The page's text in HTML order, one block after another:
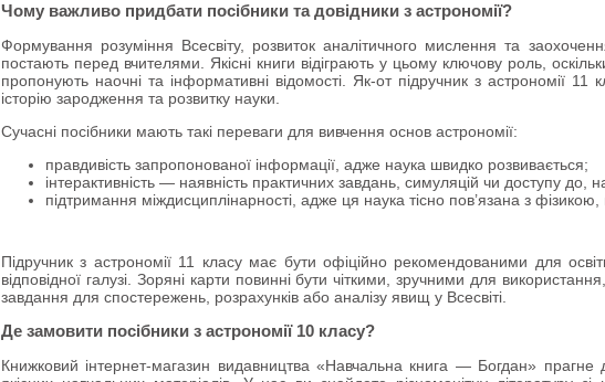
Чому важливо придбати посібники та довідники з астрономії?
Формування розуміння Всесвіту, розвиток аналітичного мислення та
постають перед вчителями. Якісні книги відіграють у цьому ключову роль,
пропонують наочні та інформативні відомості. Як-от підручник з астрономії
історію зародження та розвитку науки.
Сучасні посібники мають такі переваги для вивчення основ астрономії:
правдивість запропонованої інформації, адже наука швидко розвивається;
інтерактивність — наявність практичних завдань, симуляцій чи доступу до,
підтримання міждисциплінарності, адже ця наука тісно пов’язана з
Підручник з астрономії 11 класу має бути офіційно рекомендованими для
відповідної галузі. Зоряні карти повинні бути чіткими, зручними для
завдання для спостережень, розрахунків або аналізу явищ у Всесвіті.
Де замовити посібники з астрономії 10 класу?
Книжковий інтернет-магазин видавництва «Навчальна книга — Богдан»